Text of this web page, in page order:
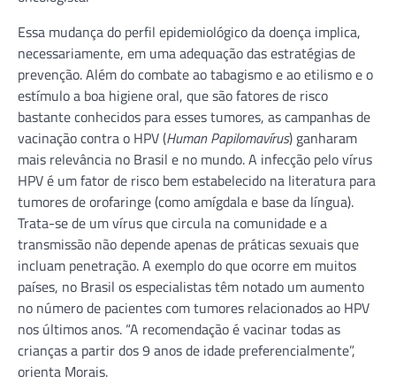
Essa mudança do perfil epidemiológico da doença implica,
necessariamente, em uma adequação das estratégias de
prevenção. Além do combate ao tabagismo e ao etilismo e o
estímulo a boa higiene oral, que são fatores de risco
bastante conhecidos para esses tumores, as campanhas de
vacinação contra o HPV (Human Papilomavírus) ganharam
mais relevância no Brasil e no mundo. A infecção pelo vírus
HPV é um fator de risco bem estabelecido na literatura para
tumores de orofaringe (como amígdala e base da língua).
Trata-se de um vírus que circula na comunidade e a
transmissão não depende apenas de práticas sexuais que
incluam penetração. A exemplo do que ocorre em muitos
países, no Brasil os especialistas têm notado um aumento
no número de pacientes com tumores relacionados ao HPV
nos últimos anos. “A recomendação é vacinar todas as
crianças a partir dos 9 anos de idade preferencialmente”,
orienta Morais.